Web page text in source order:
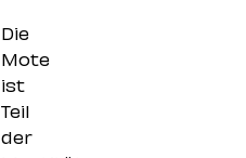
Die
Mote
ist
Teil
der